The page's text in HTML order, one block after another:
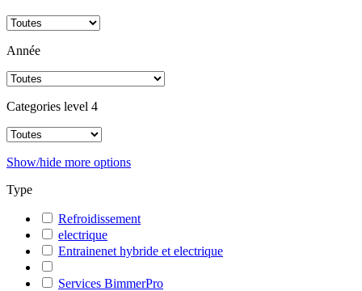
Année
Categories level 4
Show/hide more options
Type
Refroidissement
electrique
Entrainenet hybride et electrique
Services BimmerPro